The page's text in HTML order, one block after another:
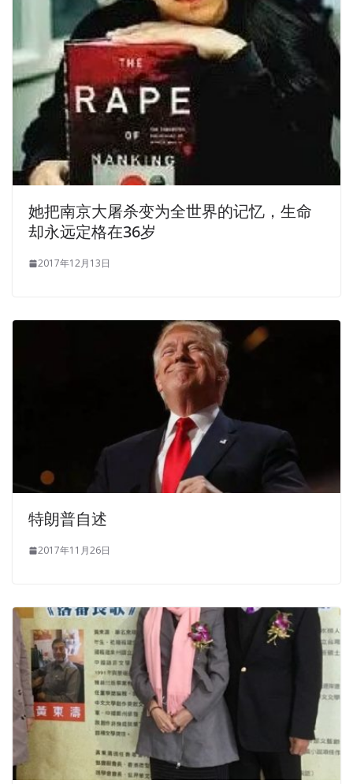
她把南京大屠杀变为全世界的记忆，生命
却永远定格在36岁
2017年12月13日
特朗普自述
2017年11月26日